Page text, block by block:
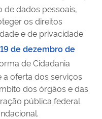
de dados pessoais,
os direitos
e de privacidade.
de dezembro de
de Cidadania
a oferta dos serviços
dos órgãos e das
pública federal